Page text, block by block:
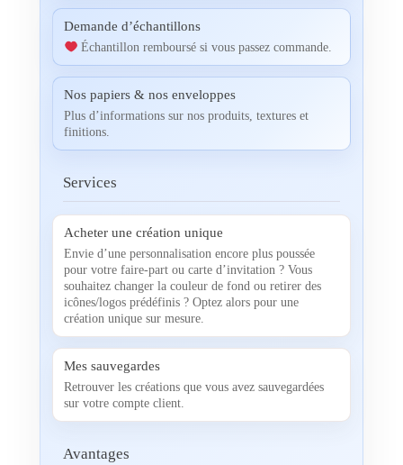
Demande d’échantillons
Échantillon remboursé si vous passez commande.
Nos papiers & nos enveloppes
Plus d’informations sur nos produits, textures et
finitions.
Services
Acheter une création unique
Envie d’une personnalisation encore plus poussée
pour votre faire-part ou carte d’invitation ? Vous
souhaitez changer la couleur de fond ou retirer des
icônes/logos prédéfinis ? Optez alors pour une
création unique sur mesure.
Mes sauvegardes
Retrouver les créations que vous avez sauvegardées
sur votre compte client.
Avantages